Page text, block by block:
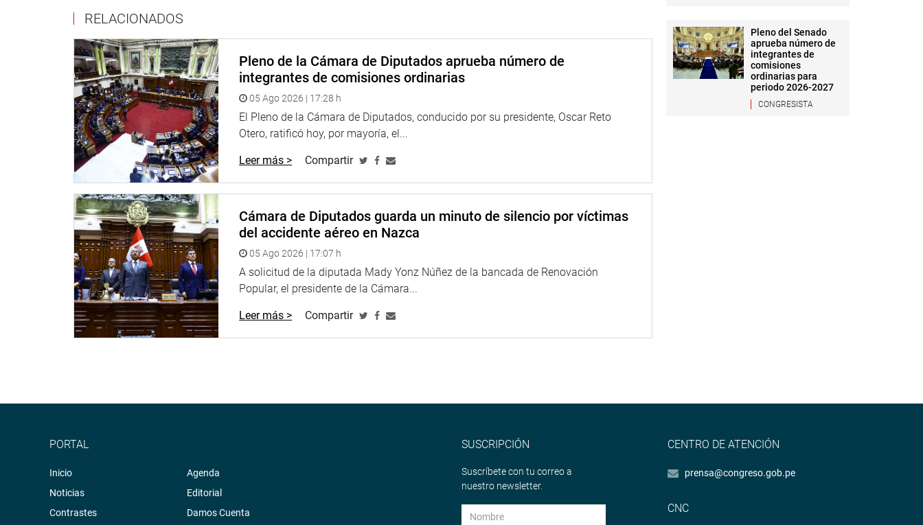
PRENSA-CONGRESO 23-08-19
Puede encontrar más información en nuestra página web y redes sociales.
Heraldo: goo.gl/Ty5Tto
Portal: http://www.congreso.gob.pe/
Facebook:https://goo.gl/s5t7XN
Twitter:https://goo.gl/iMywRR
YouTube: https://goo.gl/VBXBNk
Radio: goo.gl/hMwTg1
fotografia.congreso.gob.pe
RELACIONADOS
Pleno de la Cámara de Diputados aprueba número de
integrantes de comisiones ordinarias
05 Ago 2026 | 17:28 h
El Pleno de la Cámara de Diputados, conducido por su presidente, Oscar Reto
Otero, ratificó hoy, por mayoría, el...
Leer más > Compartir
Cámara de Diputados guarda un minuto de silencio por víctimas
del accidente aéreo en Nazca
05 Ago 2026 | 17:07 h
A solicitud de la diputada Mady Yonz Núñez de la bancada de Renovación
Popular, el presidente de la Cámara...
Leer más > Compartir
Pleno del Senado
aprueba número de
integrantes de
comisiones
ordinarias para
periodo 2026-2027
CONGRESISTA
PORTAL
Inicio
Noticias
Contrastes
Agenda
Editorial
Damos Cuenta
SUSCRIPCIÓN
Suscríbete con tu correo a
nuestro newsletter.
CENTRO DE ATENCIÓN
prensa@congreso.gob.pe
CNC